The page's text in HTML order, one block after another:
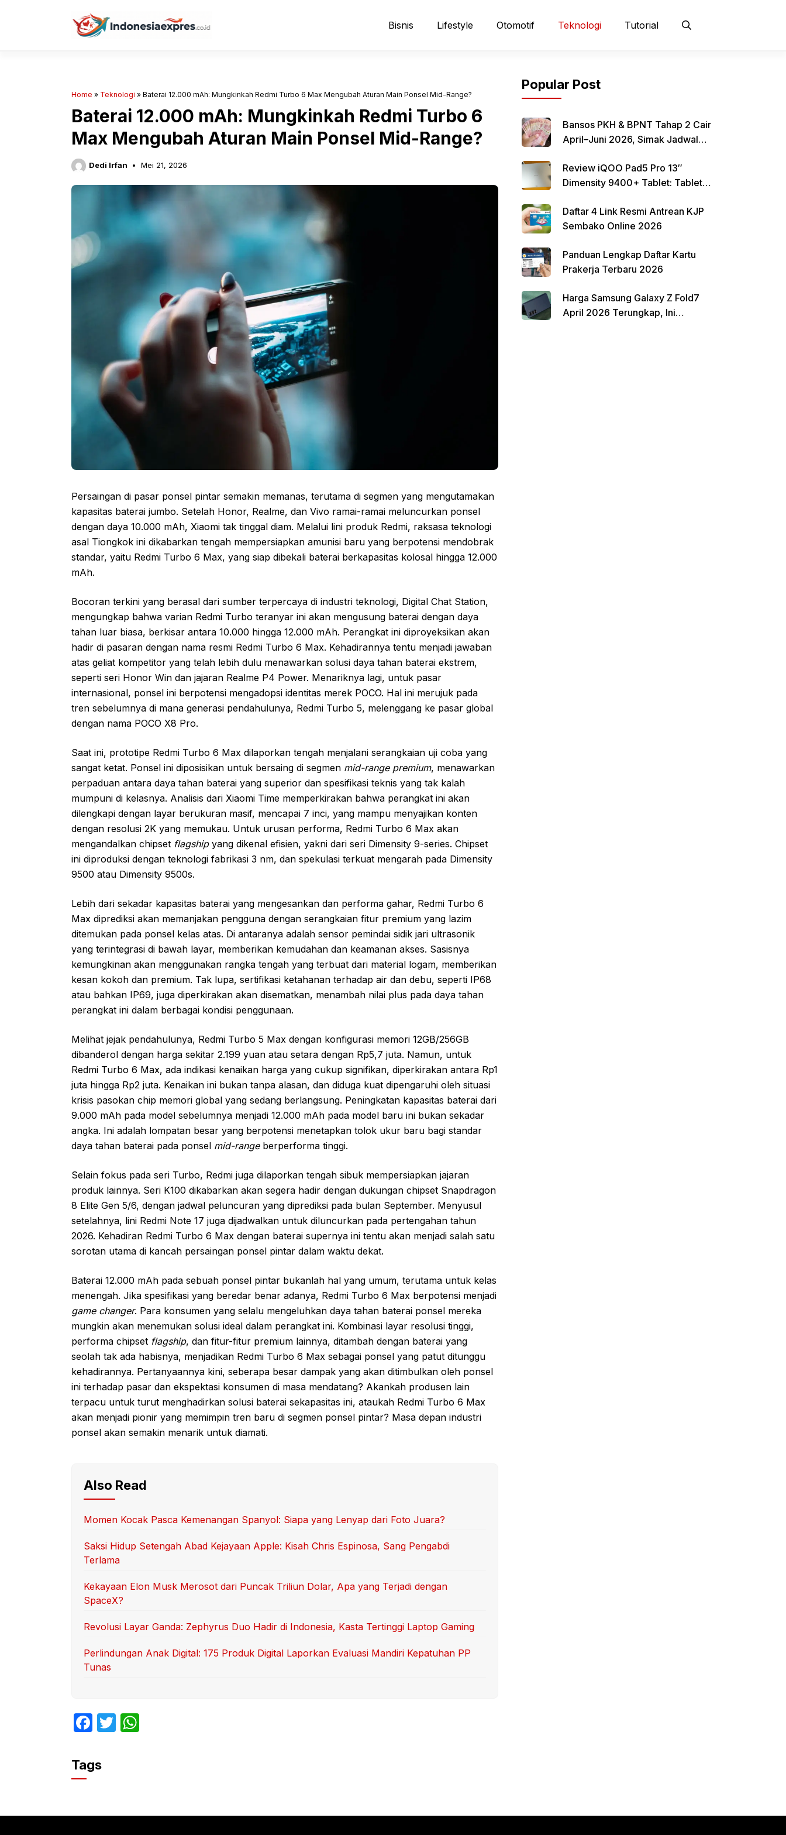
Bisnis Lifestyle Otomotif Teknologi Tutorial
Home » Teknologi » Baterai 12.000 mAh: Mungkinkah Redmi Turbo 6 Max Mengubah Aturan Main Ponsel Mid-Range?
Baterai 12.000 mAh: Mungkinkah Redmi Turbo 6
Max Mengubah Aturan Main Ponsel Mid-Range?
Dedi Irfan Mei 21, 2026
Persaingan di pasar ponsel pintar semakin memanas, terutama di segmen yang mengutamakan
kapasitas baterai jumbo. Setelah Honor, Realme, dan Vivo ramai-ramai meluncurkan ponsel
dengan daya 10.000 mAh, Xiaomi tak tinggal diam. Melalui lini produk Redmi, raksasa teknologi
asal Tiongkok ini dikabarkan tengah mempersiapkan amunisi baru yang berpotensi mendobrak
standar, yaitu Redmi Turbo 6 Max, yang siap dibekali baterai berkapasitas kolosal hingga 12.000
mAh.
Bocoran terkini yang berasal dari sumber terpercaya di industri teknologi, Digital Chat Station,
mengungkap bahwa varian Redmi Turbo teranyar ini akan mengusung baterai dengan daya
tahan luar biasa, berkisar antara 10.000 hingga 12.000 mAh. Perangkat ini diproyeksikan akan
hadir di pasaran dengan nama resmi Redmi Turbo 6 Max. Kehadirannya tentu menjadi jawaban
atas geliat kompetitor yang telah lebih dulu menawarkan solusi daya tahan baterai ekstrem,
seperti seri Honor Win dan jajaran Realme P4 Power. Menariknya lagi, untuk pasar
internasional, ponsel ini berpotensi mengadopsi identitas merek POCO. Hal ini merujuk pada
tren sebelumnya di mana generasi pendahulunya, Redmi Turbo 5, melenggang ke pasar global
dengan nama POCO X8 Pro.
Saat ini, prototipe Redmi Turbo 6 Max dilaporkan tengah menjalani serangkaian uji coba yang
sangat ketat. Ponsel ini diposisikan untuk bersaing di segmen mid-range premium, menawarkan
perpaduan antara daya tahan baterai yang superior dan spesifikasi teknis yang tak kalah
mumpuni di kelasnya. Analisis dari Xiaomi Time memperkirakan bahwa perangkat ini akan
dilengkapi dengan layar berukuran masif, mencapai 7 inci, yang mampu menyajikan konten
dengan resolusi 2K yang memukau. Untuk urusan performa, Redmi Turbo 6 Max akan
mengandalkan chipset flagshipyang dikenal efisien, yakni dari seri Dimensity 9-series. Chipset
ini diproduksi dengan teknologi fabrikasi 3 nm, dan spekulasi terkuat mengarah pada Dimensity
9500 atau Dimensity 9500s.
Lebih dari sekadar kapasitas baterai yang mengesankan dan performa gahar, Redmi Turbo 6
Max diprediksi akan memanjakan pengguna dengan serangkaian fitur premium yang lazim
ditemukan pada ponsel kelas atas. Di antaranya adalah sensor pemindai sidik jari ultrasonik
yang terintegrasi di bawah layar, memberikan kemudahan dan keamanan akses. Sasisnya
kemungkinan akan menggunakan rangka tengah yang terbuat dari material logam, memberikan
kesan kokoh dan premium. Tak lupa, sertifikasi ketahanan terhadap air dan debu, seperti IP68
atau bahkan IP69, juga diperkirakan akan disematkan, menambah nilai plus pada daya tahan
perangkat ini dalam berbagai kondisi penggunaan.
Melihat jejak pendahulunya, Redmi Turbo 5 Max dengan konfigurasi memori 12GB/256GB
dibanderol dengan harga sekitar 2.199 yuan atau setara dengan Rp5,7 juta. Namun, untuk
Redmi Turbo 6 Max, ada indikasi kenaikan harga yang cukup signifikan, diperkirakan antara Rp1
juta hingga Rp2 juta. Kenaikan ini bukan tanpa alasan, dan diduga kuat dipengaruhi oleh situasi
krisis pasokan chip memori global yang sedang berlangsung. Peningkatan kapasitas baterai dari
9.000 mAh pada model sebelumnya menjadi 12.000 mAh pada model baru ini bukan sekadar
angka. Ini adalah lompatan besar yang berpotensi menetapkan tolok ukur baru bagi standar
daya tahan baterai pada ponsel mid-rangeberperforma tinggi.
Selain fokus pada seri Turbo, Redmi juga dilaporkan tengah sibuk mempersiapkan jajaran
produk lainnya. Seri K100 dikabarkan akan segera hadir dengan dukungan chipset Snapdragon
8 Elite Gen 5/6, dengan jadwal peluncuran yang diprediksi pada bulan September. Menyusul
setelahnya, lini Redmi Note 17 juga dijadwalkan untuk diluncurkan pada pertengahan tahun
2026. Kehadiran Redmi Turbo 6 Max dengan baterai supernya ini tentu akan menjadi salah satu
sorotan utama di kancah persaingan ponsel pintar dalam waktu dekat.
Baterai 12.000 mAh pada sebuah ponsel pintar bukanlah hal yang umum, terutama untuk kelas
menengah. Jika spesifikasi yang beredar benar adanya, Redmi Turbo 6 Max berpotensi menjadi
game changer. Para konsumen yang selalu mengeluhkan daya tahan baterai ponsel mereka
mungkin akan menemukan solusi ideal dalam perangkat ini. Kombinasi layar resolusi tinggi,
performa chipset flagship, dan fitur-fitur premium lainnya, ditambah dengan baterai yang
seolah tak ada habisnya, menjadikan Redmi Turbo 6 Max sebagai ponsel yang patut ditunggu
kehadirannya. Pertanyaannya kini, seberapa besar dampak yang akan ditimbulkan oleh ponsel
ini terhadap pasar dan ekspektasi konsumen di masa mendatang? Akankah produsen lain
terpacu untuk turut menghadirkan solusi baterai sekapasitas ini, ataukah Redmi Turbo 6 Max
akan menjadi pionir yang memimpin tren baru di segmen ponsel pintar? Masa depan industri
ponsel akan semakin menarik untuk diamati.
Also Read
Momen Kocak Pasca Kemenangan Spanyol: Siapa yang Lenyap dari Foto Juara?
Saksi Hidup Setengah Abad Kejayaan Apple: Kisah Chris Espinosa, Sang Pengabdi
Terlama
Kekayaan Elon Musk Merosot dari Puncak Triliun Dolar, Apa yang Terjadi dengan
SpaceX?
Revolusi Layar Ganda: Zephyrus Duo Hadir di Indonesia, Kasta Tertinggi Laptop Gaming
Perlindungan Anak Digital: 175 Produk Digital Laporkan Evaluasi Mandiri Kepatuhan PP
Tunas
F
c
e
o
T
p
Tags
Popular Post
Bansos PKH & BPNT Tahap 2 Cair
April–Juni 2026, Simak Jadwal
Review iQOO Pad5 Pro 13″
Dimensity 9400+ Tablet: Tablet
9400+ dengan Harga Terjangkau
Daftar 4 Link Resmi Antrean KJP
Sembako Online 2026
Panduan Lengkap Daftar Kartu
Prakerja Terbaru 2026
Harga Samsung Galaxy Z Fold7
April 2026 Terungkap, Ini